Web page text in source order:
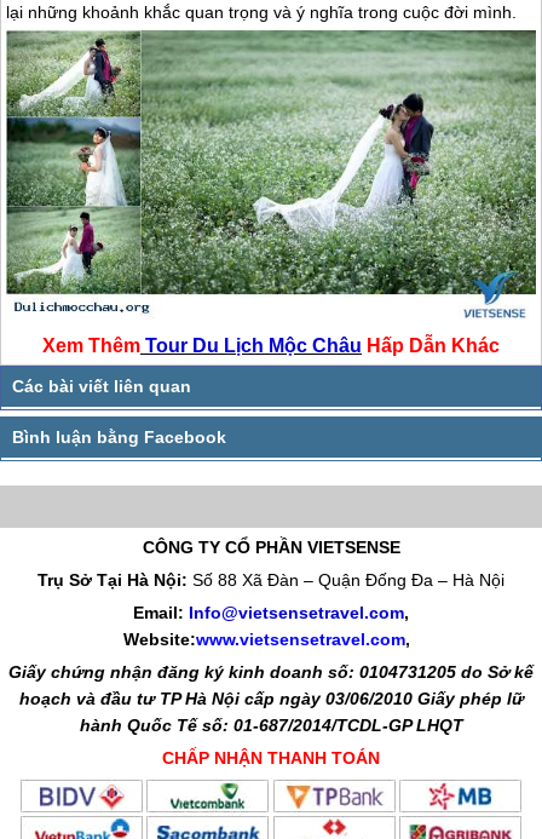
lại những khoảnh khắc quan trọng và ý nghĩa trong cuộc đời mình.
Xem Thêm Tour Du Lịch Mộc Châu Hấp Dẫn Khác
CÔNG TY CỔ PHẦN VIETSENSE
Trụ Sở Tại Hà Nội: Số 88 Xã Đàn – Quận Đống Đa – Hà Nội
Email: Info@vietsensetravel.com,
Website:www.vietsensetravel.com,
Giấy chứng nhận đăng ký kinh doanh số: 0104731205 do Sở kế
hoạch và đầu tư TP Hà Nội cấp ngày 03/06/2010 Giấy phép lữ
hành Quốc Tế số: 01-687/2014/TCDL-GP LHQT
CHẤP NHẬN THANH TOÁN